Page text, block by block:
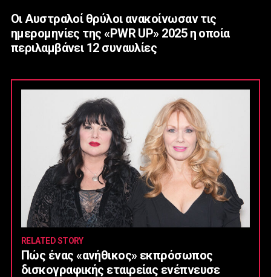
Οι Αυστραλοί θρύλοι ανακοίνωσαν τις
ημερομηνίες της «PWR UP» 2025 η οποία
περιλαμβάνει 12 συναυλίες
RELATED STORY
Πώς ένας «ανήθικος» εκπρόσωπος
δισκογραφικής εταιρείας ενέπνευσε